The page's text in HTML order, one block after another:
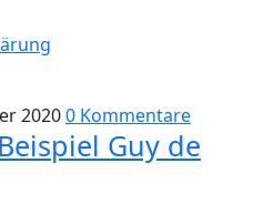
20200 Kommentare
Guy de